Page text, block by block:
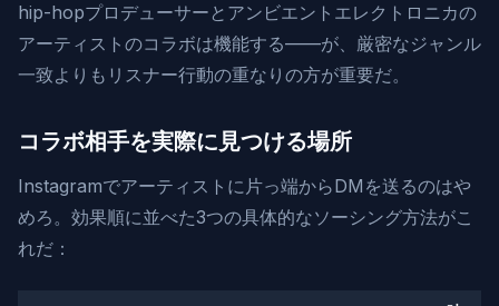
hip-hopプロデューサーとアンビエントエレクトロニカの
アーティストのコラボは機能する——が、厳密なジャンル
一致よりもリスナー行動の重なりの方が重要だ。
コラボ相手を実際に見つける場所
Instagramでアーティストに片っ端からDMを送るのはや
めろ。効果順に並べた3つの具体的なソーシング方法がこ
れだ：